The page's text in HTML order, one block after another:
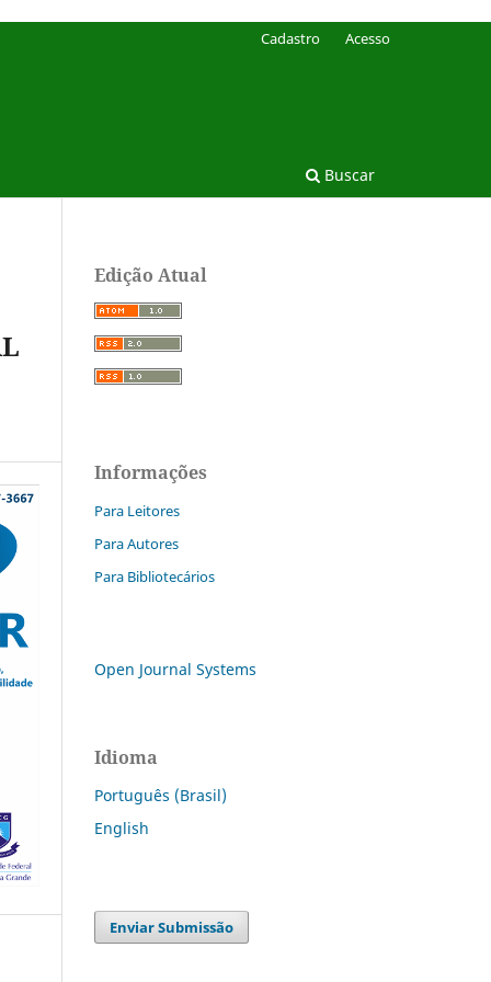
Buscar
Cadastro Acesso
Edição Atual
Informações
Para Leitores
Para Autores
Para Bibliotecários
Open Journal Systems
Idioma
Português (Brasil)
English
Enviar Submissão